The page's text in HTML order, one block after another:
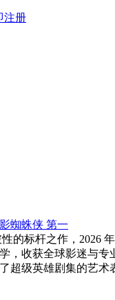
注册
蜘蛛侠 第一
的标杆之作，2026
，收获全球影迷与
超级英雄剧集的艺